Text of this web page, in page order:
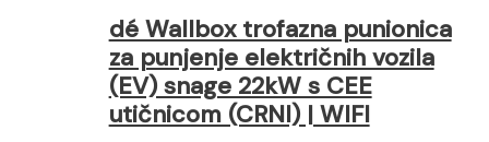
mogu
odabrati
na
stranici
proizvoda
dé Wallbox trofazna punionica
za punjenje električnih vozila
(EV) snage 22kW s CEE
utičnicom (CRNI) | WIFI